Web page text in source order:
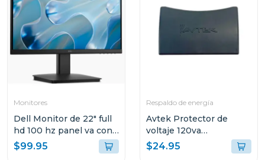
Monitores
Dell Monitor de 22" full
hd 100 hz panel va con
hdmi y vga
$99.95
Respaldo de energía
Avtek Protector de
voltaje 120va
cortacorriente 3 tomas
pte-3t515
$24.95